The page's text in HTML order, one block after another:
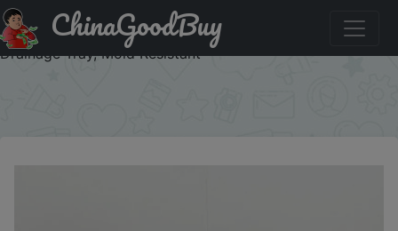
Купить по скидке: Multi Functional Tableware Storage
Rack For Household Kitchen, Chopstick Storage Tube With
Drainage Tray, Mold Resistant
ChinaGoodBuy